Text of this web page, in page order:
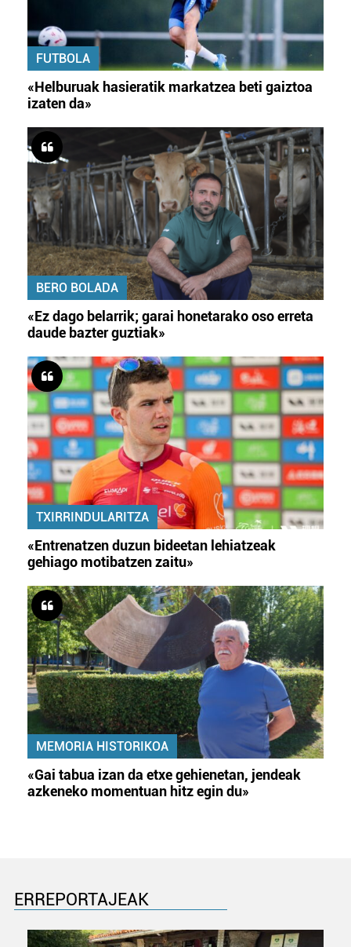
FUTBOLA
«Helburuak hasieratik markatzea beti gaiztoa
izaten da»
BERO BOLADA
«Ez dago belarrik; garai honetarako oso erreta
daude bazter guztiak»
TXIRRINDULARITZA
«Entrenatzen duzun bideetan lehiatzeak
gehiago motibatzen zaitu»
MEMORIA HISTORIKOA
«Gai tabua izan da etxe gehienetan, jendeak
azkeneko momentuan hitz egin du»
ERREPORTAJEAK